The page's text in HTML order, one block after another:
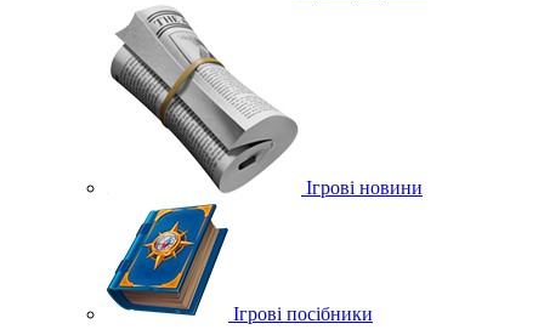
Ігрові новини
Ігрові посібники